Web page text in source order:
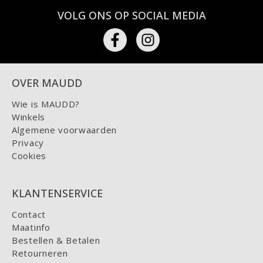
VOLG ONS OP SOCIAL MEDIA
OVER MAUDD
Wie is MAUDD?
Winkels
Algemene voorwaarden
Privacy
Cookies
KLANTENSERVICE
Contact
Maatinfo
Bestellen & Betalen
Retourneren